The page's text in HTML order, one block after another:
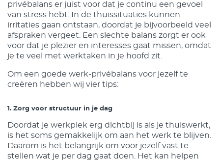
privébalans er juist voor dat je continu een gevoel
van stress hebt. In de thuissituaties kunnen
irritaties gaan ontstaan, doordat je bijvoorbeeld veel
afspraken vergeet. Een slechte balans zorgt er ook
voor dat je plezier en interesses gaat missen, omdat
je te veel met werktaken in je hoofd zit.
Om een goede werk-privébalans voor jezelf te
creëren hebben wij vier tips:
1. Zorg voor structuur in je dag
Doordat je werkplek erg dichtbij is als je thuiswerkt,
is het soms gemakkelijk om aan het werk te blijven.
Daarom is het belangrijk om voor jezelf vast te
stellen wat je per dag gaat doen. Het kan helpen